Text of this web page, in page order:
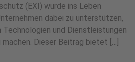
(EXI) wurde ins Leben
dabei zu unterstützen,
und Dienstleistungen
Dieser Beitrag bietet […]